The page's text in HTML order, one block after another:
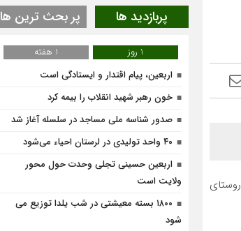
مجید مالمیر در گفتگو با خبرنگار پایگاه خبری تحلیلی سلسله‌نیوز اظهار داشت: به علت بارش برف راه ارتباطی ۳۰ روستای
پربازدید ها پر بحث ترین ها
1 روز
1 هفته
اربعین، پیام اقتدار و ایستادگی است
خون رهبر شهید انقلاب را بیمه کرد
صدور شناسه ملی مساجد در سلسله آغاز شد
۴۰ واحد تولیدی در لرستان احیاء می‌شود
اربعین حسینی تجلی وحدت حول محور
ولایت است
۱۸۰۰ بسته معیشتی در شب یلدا توزیع می
شود